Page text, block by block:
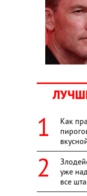
Как
уже
все